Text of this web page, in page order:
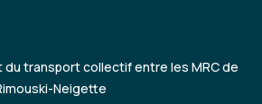
du transport collectif entre les MRC de
Neigette